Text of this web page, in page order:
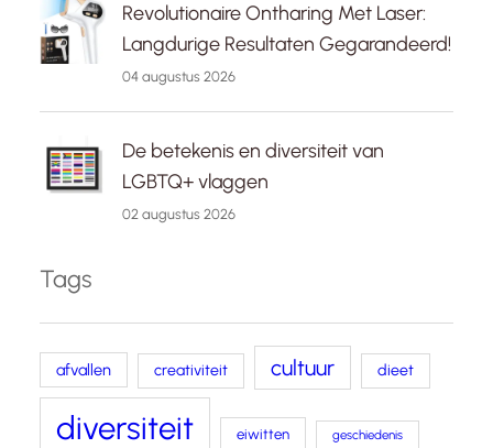
Revolutionaire Ontharing Met Laser:
Langdurige Resultaten Gegarandeerd!
04 augustus 2026
De betekenis en diversiteit van
LGBTQ+ vlaggen
02 augustus 2026
Tags
afvallen creativiteit cultuur dieet
diversiteit eiwitten geschiedenis